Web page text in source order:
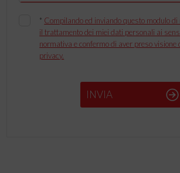
* Compilando ed inviando questo modulo
il trattamento dei miei dati personali ai
normativa e confermo di aver preso
privacy.
INVIA